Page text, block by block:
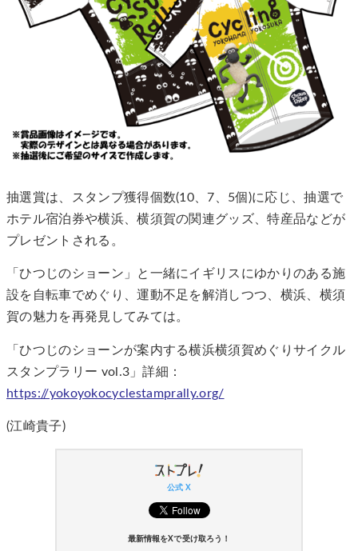
抽選賞は、スタンプ獲得個数(10、7、5個)に応じ、抽選で
ホテル宿泊券や横浜、横須賀の関連グッズ、特産品などが
プレゼントされる。
「ひつじのショーン」と一緒にイギリスにゆかりのある施
設を自転車でめぐり、運動不足を解消しつつ、横浜、横須
賀の魅力を再発見してみては。
「ひつじのショーンが案内する横浜横須賀めぐりサイクル
スタンプラリー vol.3」詳細：
https://yokoyokocyclestamprally.org/
(江崎貴子)
公式 X
最新情報をXで受け取ろう！